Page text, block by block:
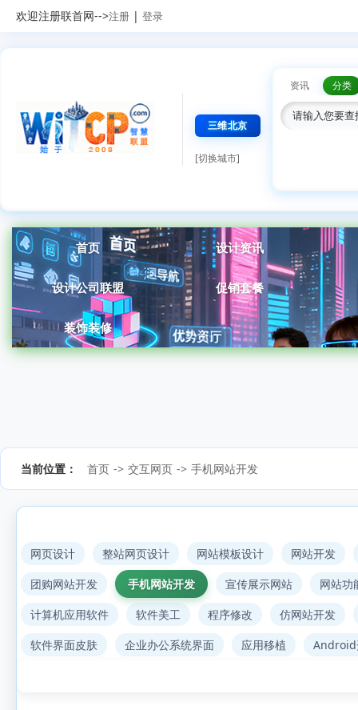
欢迎注册联首网-->注册 | 登录
三维北京
[切换城市]
资讯 分类
首页 设计资讯
设计公司联盟 促销套餐
装饰装修
当前位置： 首页 -> 交互网页 -> 手机网站开发
网页设计 整站网页设计 网站模板设计
网站开发
团购网站开发
手机网站开发 宣传展示网站
网站功
计算机应用软件
软件美工 程序修改
仿网站开发
软件界面皮肤
企业办公系统界面 应用移植 Android